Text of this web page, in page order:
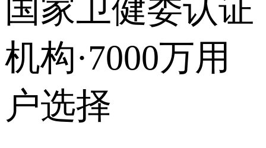
国家卫健委认证
机构·7000万用
户选择